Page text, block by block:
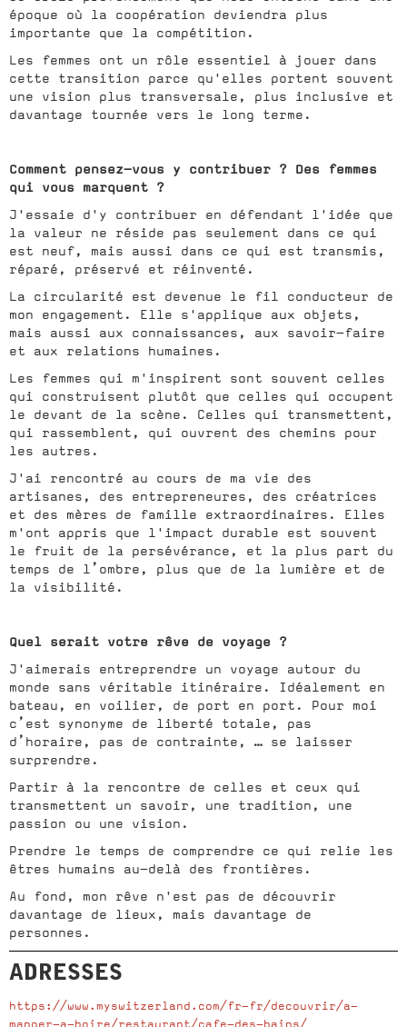
époque où la coopération deviendra plus
importante que la compétition.
Les femmes ont un rôle essentiel à jouer dans
cette transition parce qu'elles portent souvent
une vision plus transversale, plus inclusive et
davantage tournée vers le long terme.
Comment pensez-vous y contribuer ? Des femmes
qui vous marquent ?
J'essaie d'y contribuer en défendant l'idée que
la valeur ne réside pas seulement dans ce qui
est neuf, mais aussi dans ce qui est transmis,
réparé, préservé et réinventé.
La circularité est devenue le fil conducteur de
mon engagement. Elle s'applique aux objets,
mais aussi aux connaissances, aux savoir-faire
et aux relations humaines.
Les femmes qui m'inspirent sont souvent celles
qui construisent plutôt que celles qui occupent
le devant de la scène. Celles qui transmettent,
qui rassemblent, qui ouvrent des chemins pour
les autres.
J'ai rencontré au cours de ma vie des
artisanes, des entrepreneures, des créatrices
et des mères de famille extraordinaires. Elles
m'ont appris que l'impact durable est souvent
le fruit de la persévérance, et la plus part du
temps de l’ombre, plus que de la lumière et de
la visibilité.
Quel serait votre rêve de voyage ?
J'aimerais entreprendre un voyage autour du
monde sans véritable itinéraire. Idéalement en
bateau, en voilier, de port en port. Pour moi
c’est synonyme de liberté totale, pas
d’horaire, pas de contrainte, … se laisser
surprendre.
Partir à la rencontre de celles et ceux qui
transmettent un savoir, une tradition, une
passion ou une vision.
Prendre le temps de comprendre ce qui relie les
êtres humains au-delà des frontières.
Au fond, mon rêve n'est pas de découvrir
davantage de lieux, mais davantage de
personnes.
ADRESSES
https://www.myswitzerland.com/fr-fr/decouvrir/a-
manger-a-boire/restaurant/cafe-des-bains/